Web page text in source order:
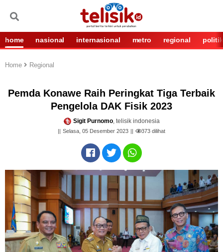
home nasional internasional metro regional politik
Home Regional
Pemda Konawe Raih Peringkat Tiga Terbaik
Pengelola DAK Fisik 2023
Sigit Purnomo, telisik indonesia
Selasa, 05 Desember 2023 373 dilihat